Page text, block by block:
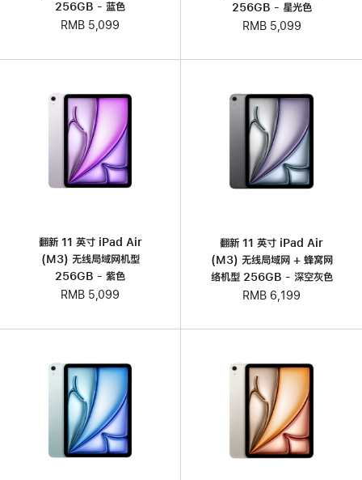
256GB - 蓝色
RMB 5,099
256GB - 星光色
RMB 5,099
翻新 11 英寸 iPad Air
(M3) 无线局域网机型
256GB - 紫色
RMB 5,099
翻新 11 英寸 iPad Air
(M3) 无线局域网 + 蜂窝网
络机型 256GB - 深空灰色
RMB 6,199